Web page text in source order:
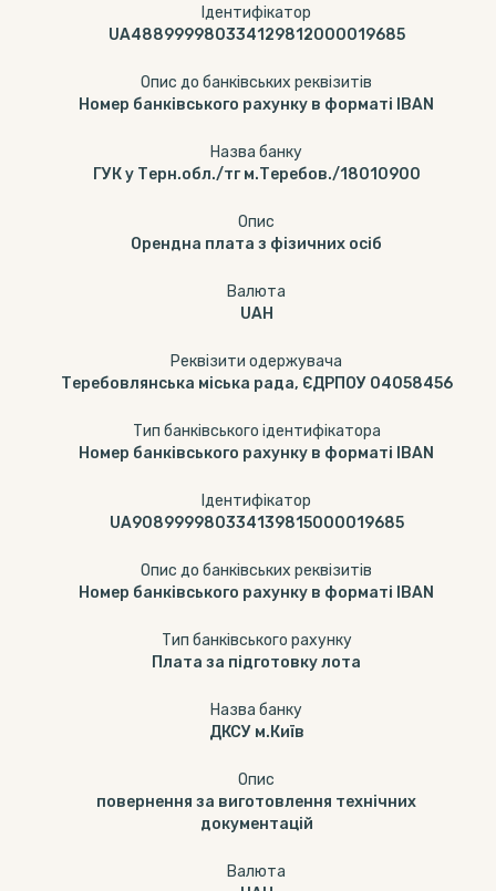
Ідентифікатор
UA488999980334129812000019685
Опис до банківських реквізитів
Номер банківського рахунку в форматі IBAN
Назва банку
ГУК у Терн.обл./тг м.Теребов./18010900
Опис
Орендна плата з фізичних осіб
Валюта
UAH
Реквізити одержувача
Теребовлянська міська рада, ЄДРПОУ 04058456
Тип банківського ідентифікатора
Номер банківського рахунку в форматі IBAN
Ідентифікатор
UA908999980334139815000019685
Опис до банківських реквізитів
Номер банківського рахунку в форматі IBAN
Тип банкiвського рахунку
Плата за підготовку лота
Назва банку
ДКСУ м.Київ
Опис
повернення за виготовлення технічних
документацій
Валюта